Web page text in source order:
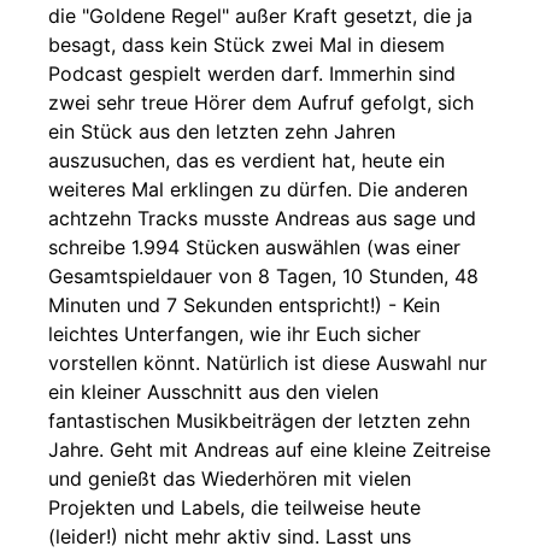
die "Goldene Regel" außer Kraft gesetzt, die ja
besagt, dass kein Stück zwei Mal in diesem
Podcast gespielt werden darf. Immerhin sind
zwei sehr treue Hörer dem Aufruf gefolgt, sich
ein Stück aus den letzten zehn Jahren
auszusuchen, das es verdient hat, heute ein
weiteres Mal erklingen zu dürfen. Die anderen
achtzehn Tracks musste Andreas aus sage und
schreibe 1.994 Stücken auswählen (was einer
Gesamtspieldauer von 8 Tagen, 10 Stunden, 48
Minuten und 7 Sekunden entspricht!) - Kein
leichtes Unterfangen, wie ihr Euch sicher
vorstellen könnt. Natürlich ist diese Auswahl nur
ein kleiner Ausschnitt aus den vielen
fantastischen Musikbeiträgen der letzten zehn
Jahre. Geht mit Andreas auf eine kleine Zeitreise
und genießt das Wiederhören mit vielen
Projekten und Labels, die teilweise heute
(leider!) nicht mehr aktiv sind. Lasst uns